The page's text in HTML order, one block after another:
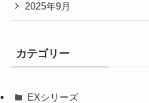
2025年9月
カテゴリー
EXシリーズ